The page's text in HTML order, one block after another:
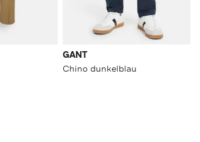
GANT
Chino dunkelblau